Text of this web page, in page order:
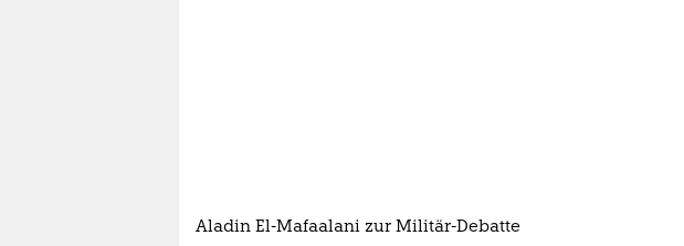
Aladin El-Mafaalani zur Militär-Debatte